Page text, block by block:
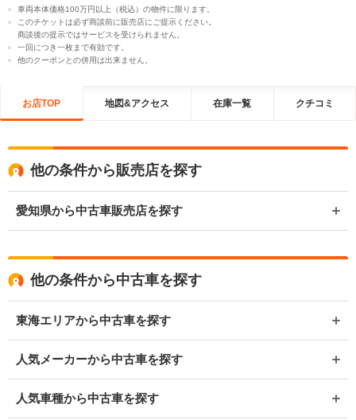
車両本体価格100万円以上（税込）の物件に限ります。
このチケットは必ず商談前に販売店にご提示ください。
商談後の提示ではサービスを受けられません。
一回につき一枚まで有効です。
他のクーポンとの併用は出来ません。
お店TOP 地図&アクセス 在庫一覧 クチコミ
他の条件から販売店を探す
愛知県から中古車販売店を探す
他の条件から中古車を探す
東海エリアから中古車を探す
人気メーカーから中古車を探す
人気車種から中古車を探す